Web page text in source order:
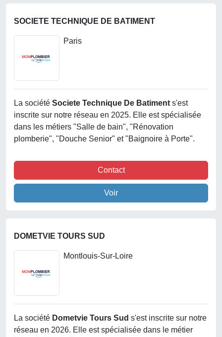
SOCIETE TECHNIQUE DE BATIMENT
Paris
La société Societe Technique De Batiment s'est
inscrite sur notre réseau en 2025. Elle est spécialisée
dans les métiers "Salle de bain", "Rénovation
plomberie", "Douche Senior" et "Baignoire à Porte".
Contact
Voir
DOMETVIE TOURS SUD
Montlouis-Sur-Loire
La société Dometvie Tours Sud s'est inscrite sur notre
réseau en 2026. Elle est spécialisée dans le métier